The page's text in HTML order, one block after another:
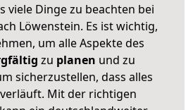
viele Dinge zu beachten bei
Löwenstein. Es ist wichtig,
um alle Aspekte des
zu planen und zu
sicherzustellen, dass alles
Mit der richtigen